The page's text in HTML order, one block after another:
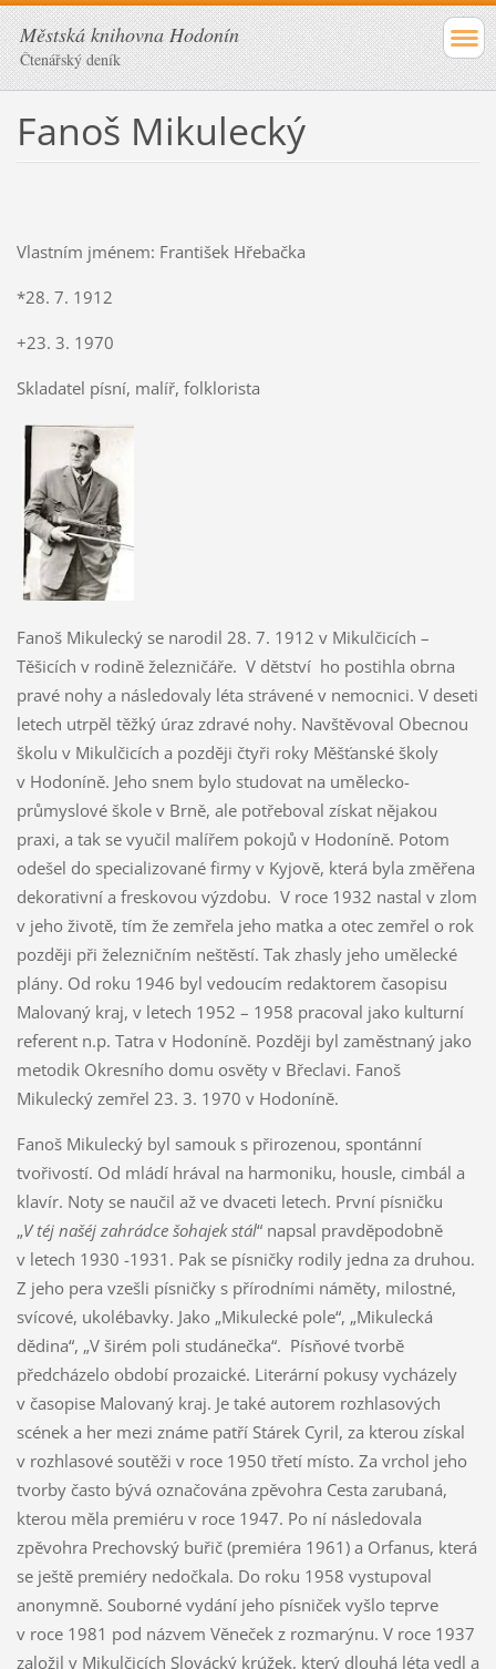
Městská knihovna Hodonín
Čtenářský deník
Fanoš Mikulecký
Vlastním jménem: František Hřebačka
*28. 7. 1912
+23. 3. 1970
Skladatel písní, malíř, folklorista
Fanoš Mikulecký se narodil 28. 7. 1912 v Mikulčicích –
Těšicích v rodině železničáře. V dětství ho postihla obrna
pravé nohy a následovaly léta strávené v nemocnici. V deseti
letech utrpěl těžký úraz zdravé nohy. Navštěvoval Obecnou
školu v Mikulčicích a později čtyři roky Měšťanské školy
v Hodoníně. Jeho snem bylo studovat na umělecko-
průmyslové škole v Brně, ale potřeboval získat nějakou
praxi, a tak se vyučil malířem pokojů v Hodoníně. Potom
odešel do specializované firmy v Kyjově, která byla změřena
dekorativní a freskovou výzdobu. V roce 1932 nastal v zlom
v jeho životě, tím že zemřela jeho matka a otec zemřel o rok
později při železničním neštěstí. Tak zhasly jeho umělecké
plány. Od roku 1946 byl vedoucím redaktorem časopisu
Malovaný kraj, v letech 1952 – 1958 pracoval jako kulturní
referent n.p. Tatra v Hodoníně. Později byl zaměstnaný jako
metodik Okresního domu osvěty v Břeclavi. Fanoš
Mikulecký zemřel 23. 3. 1970 v Hodoníně.
Fanoš Mikulecký byl samouk s přirozenou, spontánní
tvořivostí. Od mládí hrával na harmoniku, housle, cimbál a
klavír. Noty se naučil až ve dvaceti letech. První písničku
„V téj našéj zahrádce šohajek stál“ napsal pravděpodobně
v letech 1930 -1931. Pak se písničky rodily jedna za druhou.
Z jeho pera vzešli písničky s přírodními náměty, milostné,
svícové, ukolébavky. Jako „Mikulecké pole“, „Mikulecká
dědina“, „V širém poli studánečka“. Písňové tvorbě
předcházelo období prozaické. Literární pokusy vycházely
v časopise Malovaný kraj. Je také autorem rozhlasových
scének a her mezi známe patří Stárek Cyril, za kterou získal
v rozhlasové soutěži v roce 1950 třetí místo. Za vrchol jeho
tvorby často bývá označována zpěvohra Cesta zarubaná,
kterou měla premiéru v roce 1947. Po ní následovala
zpěvohra Prechovský buřič (premiéra 1961) a Orfanus, která
se ještě premiéry nedočkala. Do roku 1958 vystupoval
anonymně. Souborné vydání jeho písniček vyšlo teprve
v roce 1981 pod názvem Věneček z rozmarýnu. V roce 1937
založil v Mikulčicích Slovácký krúžek, který dlouhá léta vedl a